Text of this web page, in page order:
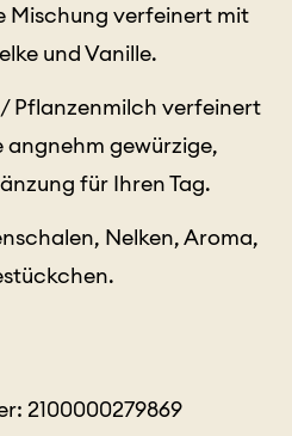
Mischung verfeinert mit
und Vanille.
Pflanzenmilch verfeinert
angnehm gewürzige,
für Ihren Tag.
Nelken, Aroma,
2100000279869